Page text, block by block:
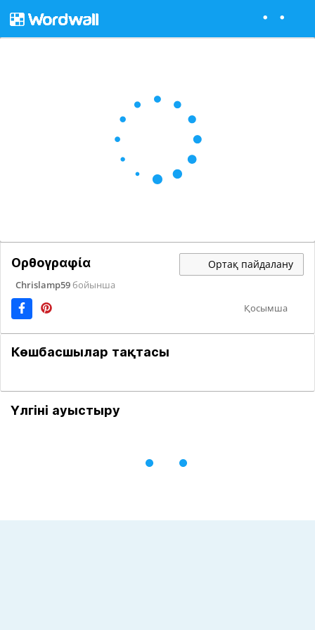
Ορθογραφία Ортақ пайдалану
Chrislamp59бойынша
Қосымша
Көшбасшылар тақтасы
Үлгіні ауыстыру